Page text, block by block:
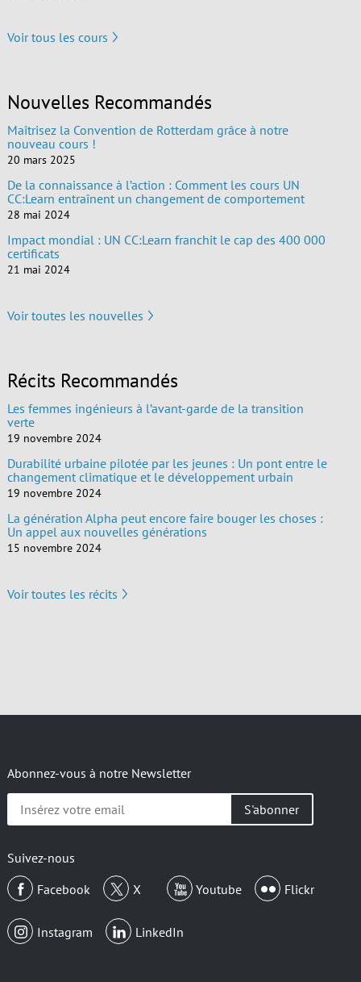
Voir tous les cours
Nouvelles Recommandés
Maîtrisez la Convention de Rotterdam grâce à notre
nouveau cours !
20 mars 2025
De la connaissance à l’action : Comment les cours UN
CC:Learn entraînent un changement de comportement
28 mai 2024
Impact mondial : UN CC:Learn franchit le cap des 400 000
certificats
21 mai 2024
Voir toutes les nouvelles
Récits Recommandés
Les femmes ingénieurs à l’avant-garde de la transition
verte
19 novembre 2024
Durabilité urbaine pilotée par les jeunes : Un pont entre le
changement climatique et le développement urbain
19 novembre 2024
La génération Alpha peut encore faire bouger les choses :
Un appel aux nouvelles générations
15 novembre 2024
Voir toutes les récits
Abonnez-vous à notre Newsletter
votre
Suivez-nous
Facebook
X Youtube Flickr
Instagram LinkedIn